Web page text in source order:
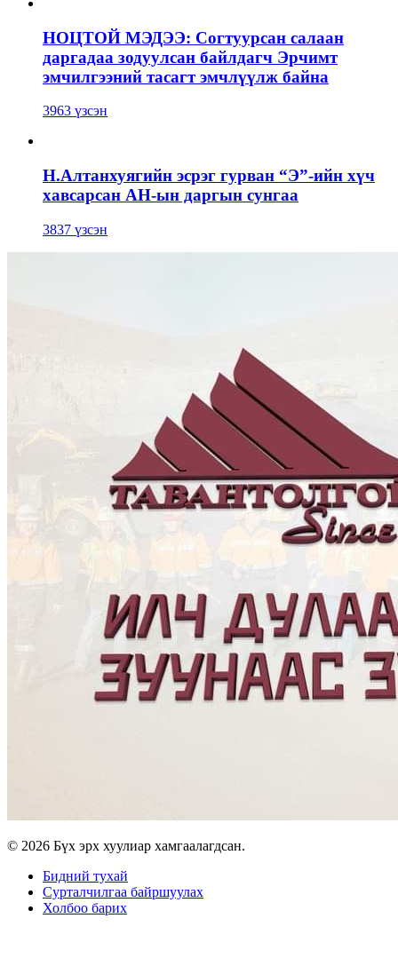
НОЦТОЙ МЭДЭЭ: Согтуурсан салаан
даргадаа зодуулсан байлдагч Эрчимт
эмчилгээний тасагт эмчлүүлж байна
3963 үзсэн
Н.Алтанхуягийн эсрэг гурван “Э”-ийн хүч
хавсарсан АН-ын даргын сунгаа
3837 үзсэн
© 2026 Бүх эрх хуулиар хамгаалагдсан.
Бидний тухай
Сурталчилгаа байршуулах
Холбоо барих